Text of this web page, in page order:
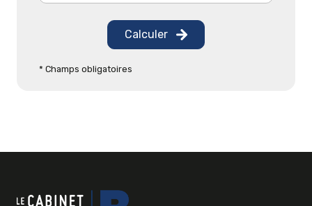
Calculer
* Champs obligatoires